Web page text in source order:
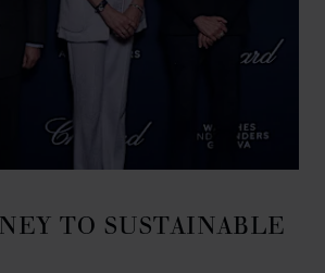
TO SUSTAINABLE